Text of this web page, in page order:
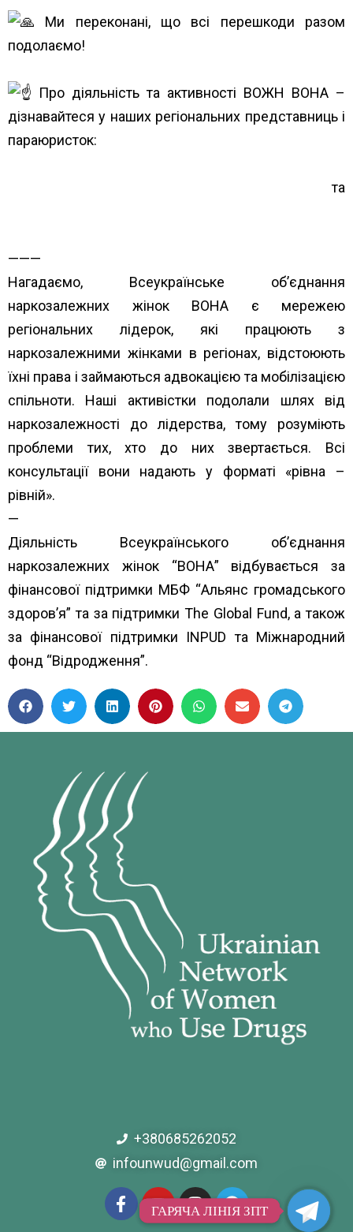
Ми переконані, що всі перешкоди разом
подолаємо!
Про діяльність та активності ВОЖН ВОНА –
дізнавайтеся у наших регіональних представниць і
параюристок:
та
———
Нагадаємо, Всеукраїнське об’єднання
наркозалежних жінок ВОНА є мережею
регіональних лідерок, які працюють з
наркозалежними жінками в регіонах, відстоюють
їхні права і займаються адвокацією та мобілізацією
спільноти. Наші активістки подолали шлях від
наркозалежності до лідерства, тому розуміють
проблеми тих, хто до них звертається. Всі
консультації вони надають у форматі «рівна –
рівній».
—
Діяльність Всеукраїнського об’єднання
наркозалежних жінок “ВОНА” відбувається за
фінансової підтримки МБФ “Альянс громадського
здоров’я”та за підтримки The Global Fund, а також
за фінансової підтримки INPUD та Міжнародний
фонд “Відродження”.
+380685262052
infounwud@gmail.com
ГАРЯЧА ЛІНІЯ ЗПТ
ГАРЯЧА ЛІНІЯ ЗПТ